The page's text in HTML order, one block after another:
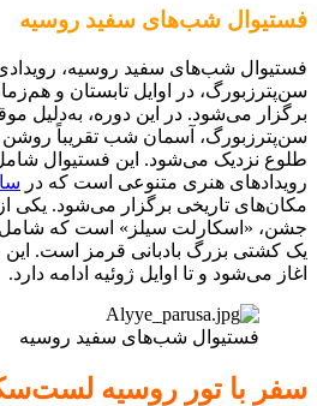
فستیوال شب‌های سفید روسیه
فستیوال شب‌های سفید روسیه،
سن‌پترزبورگ، در اوایل تابستان و
برگزار می‌شود. در این دوره، به‌دلیل
سن‌پترزبورگ، آسمان شب تقریباً
طلوع نزدیک می‌شود. این فستیوال شامل
رویدادهای هنری متنوعی است که در
مکان‌های تاریخی برگزار می‌شود. یکی
جشن، «اسکارلت سیلز» است که شامل
یک کشتی بزرگ بادبانی قرمز است. این
اغاز می‌شود و تا اوایل ژوئیه ادامه دارد.
فستیوال شب‌های سفید روسیه
سفر با تور روسیه